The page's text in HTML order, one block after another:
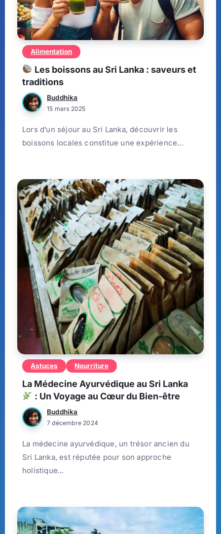
Alimentation
Les boissons au Sri Lanka : saveurs et
traditions
Buddhika
15 mars 2025
Lors d’un séjour au Sri Lanka, découvrir les
boissons locales constitue une expérience...
Astuces Nourriture
La Médecine Ayurvédique au Sri Lanka
: Un Voyage au Cœur du Bien-être
Buddhika
7 décembre 2024
La médecine ayurvédique, un trésor ancien du
Sri Lanka, est réputée pour son approche
holistique...